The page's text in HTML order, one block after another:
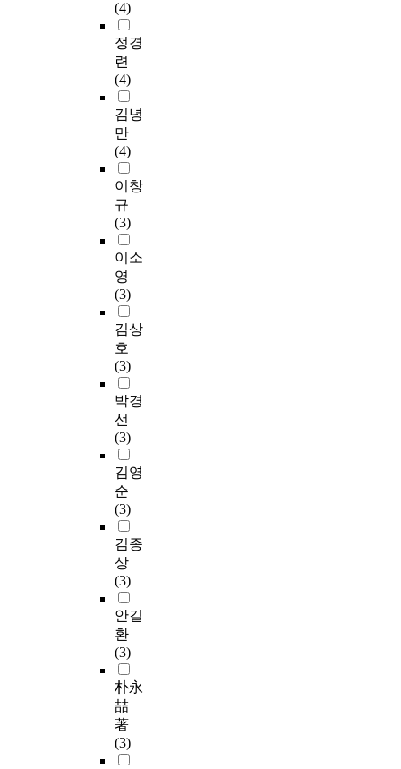
(4)
정경
련
(4)
김녕
만
(4)
이창
규
(3)
이소
영
(3)
김상
호
(3)
박경
선
(3)
김영
순
(3)
김종
상
(3)
안길
환
(3)
朴永
喆
著
(3)